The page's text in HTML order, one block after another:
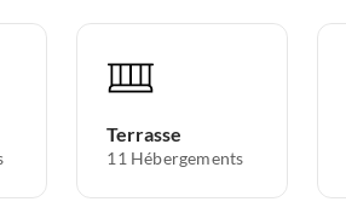
Terrasse
11 Hébergements